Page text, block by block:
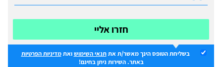
חזרו אליי
בשליחת הטופס הינך מאשר/ת אתתנאי השימושואתמדיניות הפרטיות
באתר. השירות ניתן בחינם!